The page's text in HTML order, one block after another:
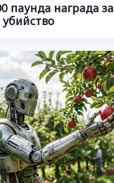
паунда награда за